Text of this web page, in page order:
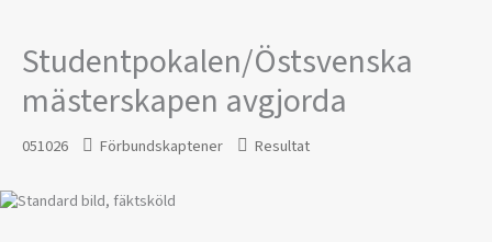
Studentpokalen/Östsvenska
mästerskapen avgjorda
051026 Förbundskaptener Resultat